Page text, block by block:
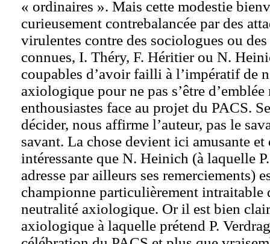
« ordinaires ». Mais cette modestie
curieusement contrebalancée par des
virulentes contre des sociologues ou
connues, I. Théry, F. Héritier ou N.
coupables d’avoir failli à l’impératif de
axiologique pour ne pas s’être d’emblée
enthousiastes face au projet du PACS.
décider, nous affirme l’auteur, pas le
savant. La chose devient ici amusante et
intéressante que N. Heinich (à laquelle
adresse par ailleurs ses remerciements)
championne particulièrement intraitable
neutralité axiologique. Or il est bien clair
axiologique à laquelle prétend P.